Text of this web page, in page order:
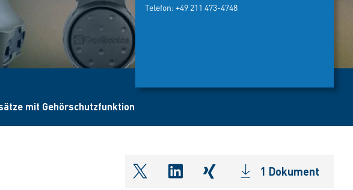
Telefon: +49 211 473-4748
mit Gehörschutzfunktion
shareOntwitter
shareOnlinkedIn
shareOnxing1 Dokument